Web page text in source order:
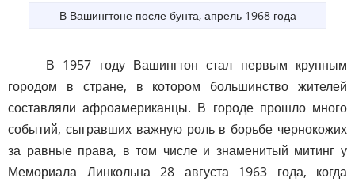
В Вашингтоне после бунта, апрель 1968 года
В 1957 году Вашингтон стал первым крупным
городом в стране, в котором большинство жителей
составляли афроамериканцы. В городе прошло много
событий, сыгравших важную роль в борьбе чернокожих
за равные права, в том числе и знаменитый митинг у
Мемориала Линкольна 28 августа 1963 года, когда